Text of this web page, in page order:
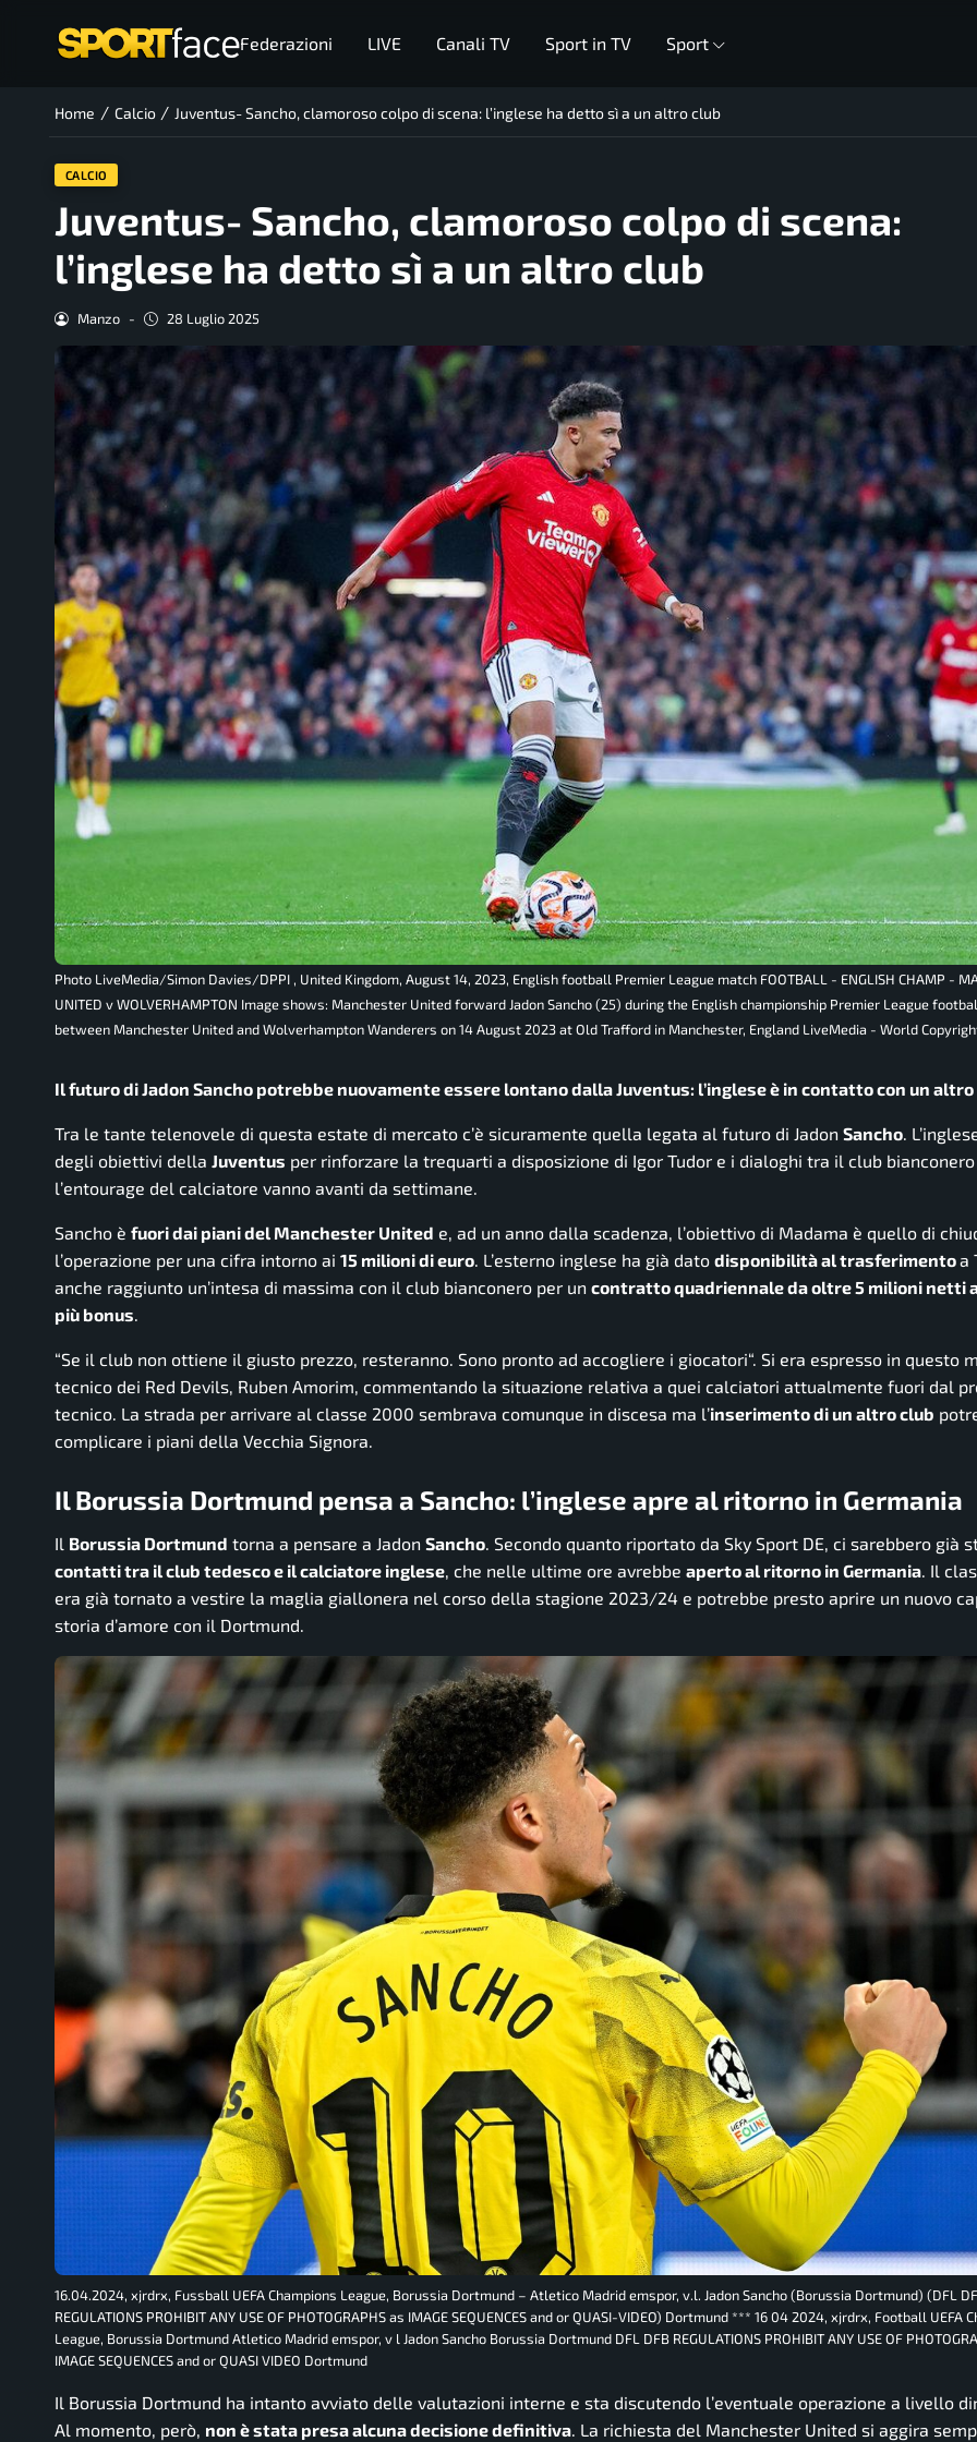
Federazioni LIVE Canali TV Sport in TV Sport
Home / Calcio / Juventus- Sancho, clamoroso colpo di scena: l’inglese ha detto sì a un altro club
CALCIO
Juventus- Sancho, clamoroso colpo di scena:
l’inglese ha detto sì a un altro club
Manzo - 28 Luglio 2025
Photo LiveMedia/Simon Davies/DPPI , United Kingdom, August 14, 2023, English football Premier League match FOOTBALL - ENGLISH CHAMP -
UNITED v WOLVERHAMPTON Image shows: Manchester United forward Jadon Sancho (25) during the English championship Premier League
between Manchester United and Wolverhampton Wanderers on 14 August 2023 at Old Trafford in Manchester, England LiveMedia - World
Il futuro di Jadon Sancho potrebbe nuovamente essere lontano dalla Juventus: l’inglese è in contatto con un altro
Tra le tante telenovele di questa estate di mercato c’è sicuramente quella legata al futuro di Jadon Sancho.
degli obiettivi della Juventus per rinforzare la trequarti a disposizione di Igor Tudor e i dialoghi tra il club bianconero
l’entourage del calciatore vanno avanti da settimane.
Sancho è fuori dai piani del Manchester United e, ad un anno dalla scadenza, l’obiettivo di Madama è quello di
l’operazione per una cifra intorno ai 15 milioni di euro. L’esterno inglese ha già dato disponibilità al trasferimentoa
anche raggiunto un’intesa di massima con il club bianconero per un contratto quadriennale da oltre 5 milioni netti
più bonus.
“Se il club non ottiene il giusto prezzo, resteranno. Sono pronto ad accogliere i giocatori“. Si era espresso in questo
tecnico dei Red Devils, Ruben Amorim, commentando la situazione relativa a quei calciatori attualmente fuori dal
tecnico. La strada per arrivare al classe 2000 sembrava comunque in discesa ma l’inserimento di un altro club
complicare i piani della Vecchia Signora.
Il Borussia Dortmund pensa a Sancho: l’inglese apre al ritorno in Germania
Il Borussia Dortmund torna a pensare a Jadon Sancho. Secondo quanto riportato da Sky Sport DE, ci sarebbero già
contatti tra il club tedesco e il calciatore inglese, che nelle ultime ore avrebbe aperto al ritorno in Germania. Il
era già tornato a vestire la maglia giallonera nel corso della stagione 2023/24 e potrebbe presto aprire un nuovo
storia d’amore con il Dortmund.
16.04.2024, xjrdrx, Fussball UEFA Champions League, Borussia Dortmund – Atletico Madrid emspor, v.l. Jadon Sancho (Borussia Dortmund) (DFL
REGULATIONS PROHIBIT ANY USE OF PHOTOGRAPHS as IMAGE SEQUENCES and or QUASI-VIDEO) Dortmund *** 16 04 2024, xjrdrx, Football UEFA
League, Borussia Dortmund Atletico Madrid emspor, v l Jadon Sancho Borussia Dortmund DFL DFB REGULATIONS PROHIBIT ANY USE OF
IMAGE SEQUENCES and or QUASI VIDEO Dortmund
Il Borussia Dortmund ha intanto avviato delle valutazioni interne e sta discutendo l’eventuale operazione a livello
Al momento, però, non è stata presa alcuna decisione definitiva. La richiesta del Manchester United si aggira